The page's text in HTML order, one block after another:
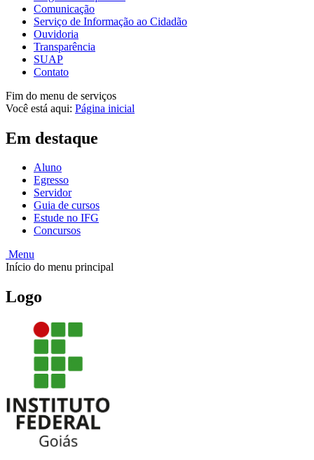
Comunicação
Serviço de Informação ao Cidadão
Ouvidoria
Transparência
SUAP
Contato
Fim do menu de serviços
Você está aqui: Página inicial
Em destaque
Aluno
Egresso
Servidor
Guia de cursos
Estude no IFG
Concursos
Menu
Início do menu principal
Logo